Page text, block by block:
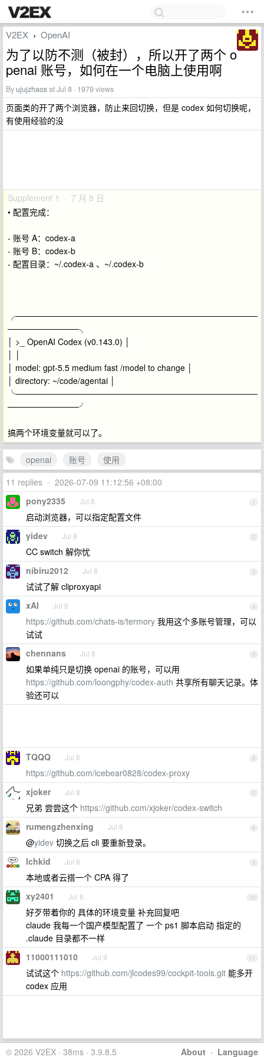
V2EX › OpenAI
为了以防不测（被封），所以开了两个 o
penai 账号，如何在一个电脑上使用啊
Byujujzhaosat Jul 8 · 1979 views
页面类的开了两个浏览器，防止来回切换，但是 codex 如何切换呢，
有使用经验的没
Supplement 1 · 7 月 8 日
• 配置完成：
- 账号 A：codex-a
- 账号 B：codex-b
- 配置目录：~/.codex-a 、~/.codex-b
╭─────────────────────────────────────────
────────────╮
│ >_ OpenAI Codex (v0.143.0) │
│ model: gpt-5.5 medium fast /model to change │
│ directory: ~/code/agentai │
╰─────────────────────────────────────────
────────────╯
搞两个环境变量就可以了。
openai 账号
使用
11 replies • 2026-07-09 11:12:56 +08:00
1
pony2335 Jul 8
启动浏览器，可以指定配置文件
2
yidev Jul 8
CC switch 解你忧
3
nibiru2012 Jul 8
试试了解 cliproxyapi
4
xAI Jul 8
https://github.com/chats-is/termory 我用这个多账号管理，可以
试试
5
chennans Jul 8
如果单纯只是切换 openai 的账号，可以用
https://github.com/loongphy/codex-auth 共享所有聊天记录。体
验还可以
6
TQQQ Jul 8
https://github.com/icebear0828/codex-proxy
7
xjoker Jul 8
兄弟 尝尝这个 https://github.com/xjoker/codex-switch
8
rumengzhenxing Jul 8
@yidev 切换之后 cli 要重新登录。
9
lchkid Jul 8
本地或者云搭一个 CPA 得了
10
xy2401 Jul 8
好歹带着你的 具体的环境变量 补充回复吧
claude 我每一个国产模型配置了 一个 ps1 脚本启动 指定的
.claude 目录都不一样
11
11000111010 Jul 9
试试这个 https://github.com/jlcodes99/cockpit-tools.git 能多开
codex 应用
About · Language
© 2026 V2EX · 38ms · 3.9.8.5